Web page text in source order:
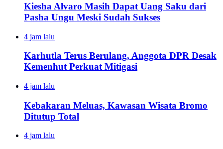
Kiesha Alvaro Masih Dapat Uang Saku dari
Pasha Ungu Meski Sudah Sukses
4 jam lalu
Karhutla Terus Berulang, Anggota DPR Desak
Kemenhut Perkuat Mitigasi
4 jam lalu
Kebakaran Meluas, Kawasan Wisata Bromo
Ditutup Total
4 jam lalu